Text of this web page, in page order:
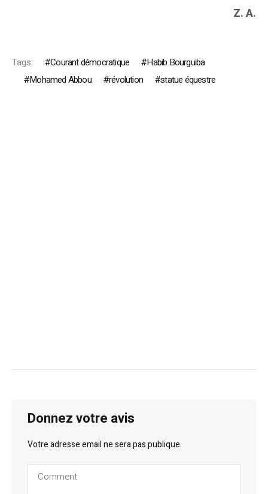
Z. A.
Tags: Courant démocratique
Habib Bourguiba
Mohamed Abbou
révolution statue équestre
Donnez votre avis
Votre adresse email ne sera pas publique.